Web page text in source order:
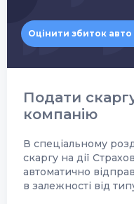
Оцінити збиток авто
Подати
компанію
В спеціальному
скаргу на дії
автоматично
в залежності від